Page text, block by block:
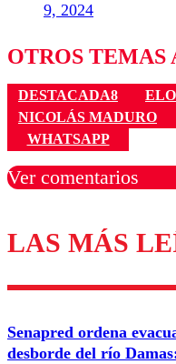
9, 2024
OTROS TEMAS
DESTACADA8
NICOLÁS MADURO
WHATSAPP
Ver comentarios
Los comentarios
Nombre
Correo
LAS MÁS
Senapred ordena
desborde del río